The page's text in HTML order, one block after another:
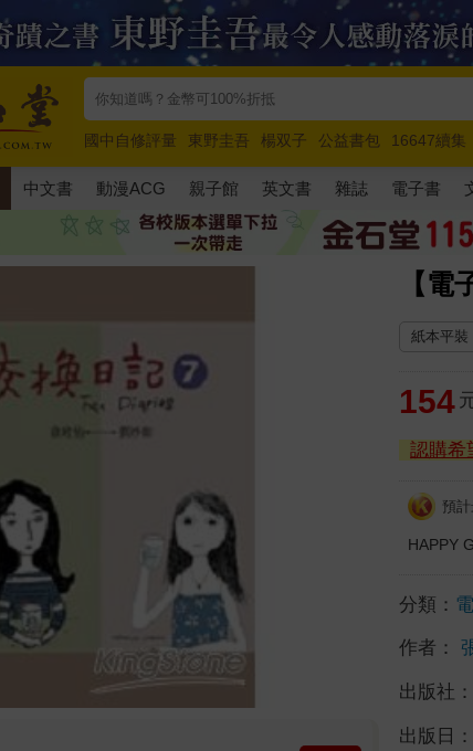
國中自修評量 東野圭吾 楊双子 公益書包 16647續集
唯紅花綻放
奧德賽 路邊攤新作 馬斯克 玩具總動員5
中文書 動漫ACG 親子館 英文書 雜誌 電子書
【電
紙本平裝
154
認購希
預
HAPPY
分類：
作者：
出版社：
出版日：